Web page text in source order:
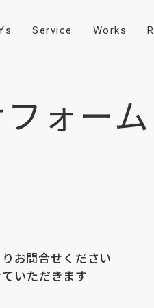
s Service Works R
ォーム
お問合せください
いただきます